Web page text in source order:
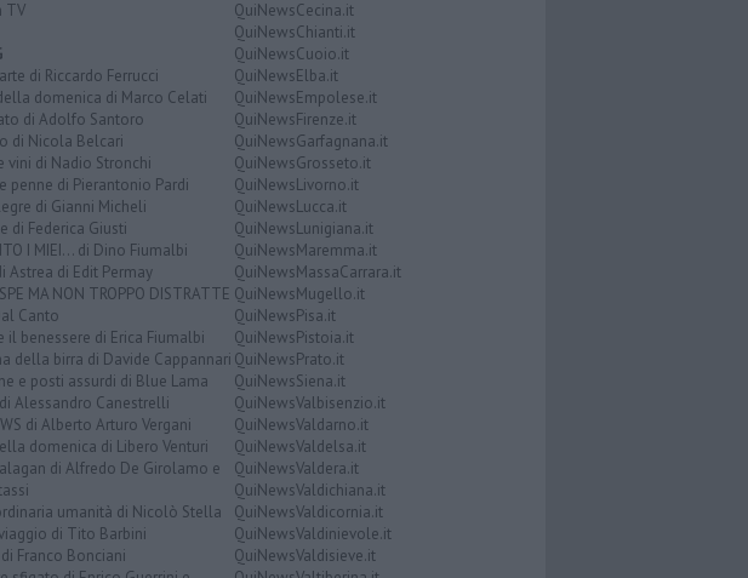
TV
di Riccardo Ferrucci
domenica di Marco Celati
di Adolfo Santoro
di Nicola Belcari
vini di Nadio Stronchi
penne di Pierantonio Pardi
di Gianni Micheli
di Federica Giusti
I MIEI... di Dino Fiumalbi
Astrea di Edit Permay
MA NON TROPPO DISTRATTE
Canto
il benessere di Erica Fiumalbi
della birra di Davide Cappannari
e posti assurdi di Blue Lama
Alessandro Canestrelli
di Alberto Arturo Vergani
domenica di Libero Venturi
di Alfredo De Girolamo e
umanità di Nicolò Stella
di Tito Barbini
Franco Bonciani
QuiNewsCecina.it
QuiNewsChianti.it
QuiNewsCuoio.it
QuiNewsElba.it
QuiNewsEmpolese.it
QuiNewsFirenze.it
QuiNewsGarfagnana.it
QuiNewsGrosseto.it
QuiNewsLivorno.it
QuiNewsLucca.it
QuiNewsLunigiana.it
QuiNewsMaremma.it
QuiNewsMassaCarrara.it
QuiNewsMugello.it
QuiNewsPisa.it
QuiNewsPistoia.it
QuiNewsPrato.it
QuiNewsSiena.it
QuiNewsValbisenzio.it
QuiNewsValdarno.it
QuiNewsValdelsa.it
QuiNewsValdera.it
QuiNewsValdichiana.it
QuiNewsValdicornia.it
QuiNewsValdinievole.it
QuiNewsValdisieve.it